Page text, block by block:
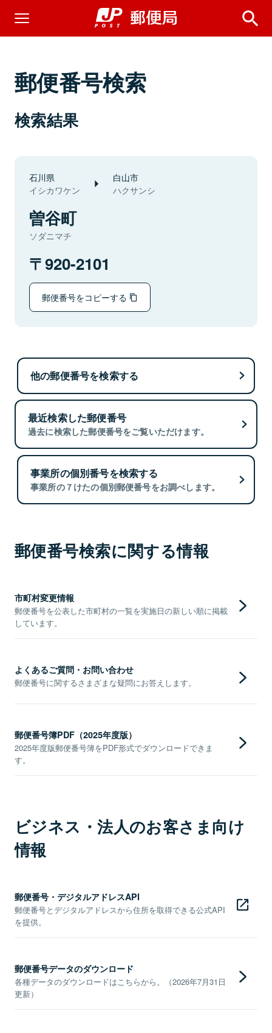
郵便番号検索
検索結果
石川県
イシカワケン
白山市
ハクサンシ
曽谷町
ソダニマチ
920-2101
郵便番号をコピーする
他の郵便番号を検索する
最近検索した郵便番号
過去に検索した郵便番号をご覧いただけます。
事業所の個別番号を検索する
事業所の７けたの個別郵便番号をお調べします。
郵便番号検索に関する情報
市町村変更情報
郵便番号を公表した市町村の一覧を実施日の新しい順に掲載
しています。
よくあるご質問・お問い合わせ
郵便番号に関するさまざまな疑問にお答えします。
郵便番号簿PDF（2025年度版）
2025年度版郵便番号簿をPDF形式でダウンロードできま
す。
ビジネス・法人のお客さま向け
情報
郵便番号・デジタルアドレスAPI
郵便番号とデジタルアドレスから住所を取得できる公式API
を提供。
郵便番号データのダウンロード
各種データのダウンロードはこちらから。（2026年7月31日
更新）